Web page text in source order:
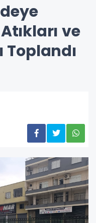
ve
Toplandı